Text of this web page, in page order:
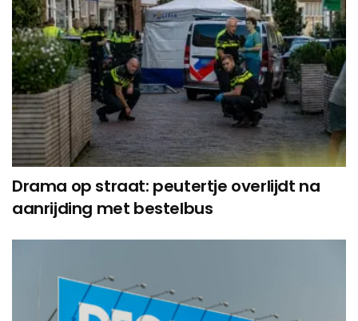
Drama op straat: peutertje overlijdt na
aanrijding met bestelbus